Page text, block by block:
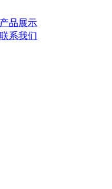
产品展示
联系我们